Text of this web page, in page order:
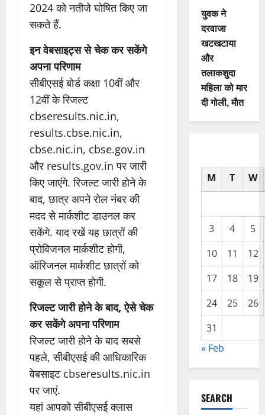
2024 को नतीजे घोषित किए जा
सकते हैं.
इन वेबसाइट्स से चेक कर सकेंगे
अपना परिणाम
सीबीएसई बोर्ड कक्षा 10वीं और
12वीं के रिजल्ट
cbseresults.nic.in,
results.cbse.nic.in,
cbse.nic.in, cbse.gov.in
और results.gov.in पर जारी
किए जाएंगे. रिजल्ट जारी होने के
बाद, छात्र अपने रोल नंबर की
मदद से मार्कशीट डाउनल कर
सकेंगे. याद रखें यह छात्रों की
प्रोविजनल मार्कशीट होगी,
ऑरिजनल मार्कशीट छात्रों को
सकूल से प्राप्त होगी.
रिजल्ट जारी होने के बाद, ऐसे चेक
कर सकेंगे अपना परिणाम
रिजल्ट जारी होने के बाद सबसे
पहले, सीबीएसई की आधिकारिक
वेबसाइट cbseresults.nic.in
पर जाएं.
यहां आपको सीबीएसई क्लास
युवक ने
दरवाजा
खटखटाया
और
तलाकशुदा
महिला को मार
दी गोली, माैत
M T W
3 4
5
10
11
12
17
18
19
24
25
26
31
« Feb
SEARCH